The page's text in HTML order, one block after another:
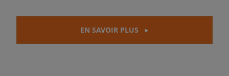
EN SAVOIR PLUS